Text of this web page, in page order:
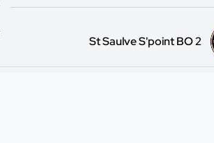
St Saulve S'point BO 2